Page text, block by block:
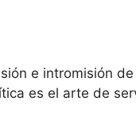
e intromisión
es el arte de